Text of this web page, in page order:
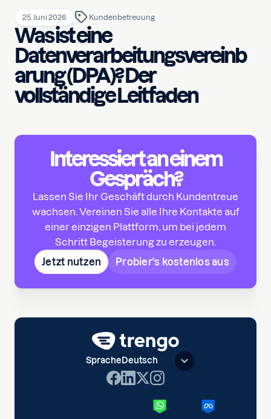
25. Juni 2026 Kundenbetreuung
Was ist eine
Datenverarbeitungsvereinb
arung (DPA)? Der
vollständige Leitfaden
Interessiert an einem
Gespräch?
Lassen Sie Ihr Geschäft durch Kundentreue
wachsen. Vereinen Sie alle Ihre Kontakte auf
einer einzigen Plattform, um bei jedem
Schritt Begeisterung zu erzeugen.
Jetzt nutzen
Probier's kostenlos aus
Sprache Deutsch